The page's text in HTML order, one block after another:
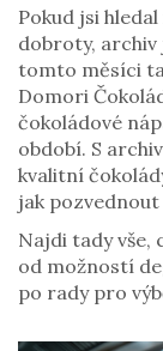
Pokud jsi
dobroty, archiv
tomto měsíci
Domori
čokoládové
období. S
kvalitní
jak pozvednout
Najdi tady vše,
od možností
po rady pro